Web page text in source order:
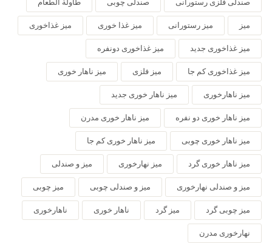
صندلی فلزی رستورانی صندلی چوبی طاولة الطعام
میز میز رستورانی میز غذا خوری میز غذاخوری
میز غذاخوری جدید میز غذاخوری دونفره
میز غذاخوری کم جا میز فلزی میز ناهار خوری
میز ناهارخوری میز ناهار خوری جدید
میز ناهار خوری دو نفره میز ناهار خوری مدرن
میز ناهار خوری چوبی میز ناهار خوری کم جا
میز ناهار خوری گرد میز نهارخوری میز و صندلی
میز و صندلی نهارخوری میز و صندلی چوبی میز چوبی
میز چوبی گرد میز گرد ناهار خوری ناهارخوری
نهارخوری مدرن